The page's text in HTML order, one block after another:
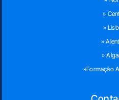
»
»
»
»
»Formação